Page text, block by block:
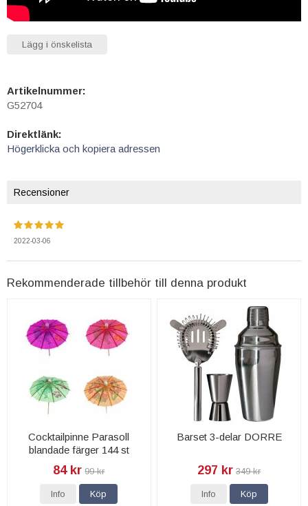
Lägg i önskelista
Artikelnummer:
G52704
Direktlänk:
Högerklicka och kopiera adressen
Recensioner
2022-03-06
Rekommenderade tillbehör till denna produkt
Cocktailpinne Parasoll
blandade färger 144 st
84 kr 99 kr
Info Köp
Barset 3-delar DORRE
297 kr 349 kr
Info Köp